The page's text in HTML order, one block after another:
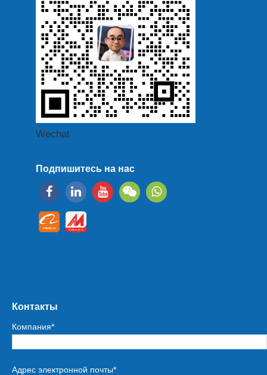
Wechat
Подпишитесь на нас
Контакты
Компания*
Адрес электронной почты*